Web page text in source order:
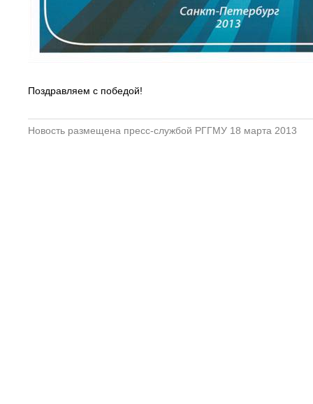
Поздравляем с победой!
Новость размещена пресс-службой РГГМУ 18 марта 2013